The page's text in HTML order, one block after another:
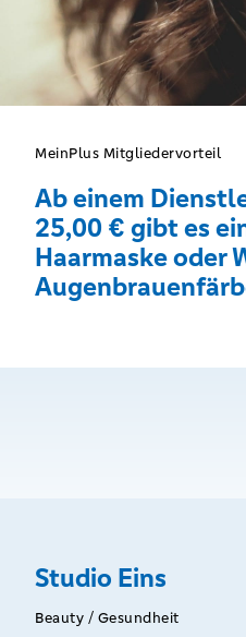
MeinPlus Mitgliedervorteil
Ab einem
25,00 € gibt es
Haarmaske oder
Studio Eins
Beauty / Gesundheit